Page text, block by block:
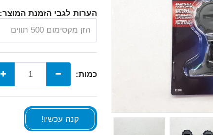
הערות לגבי הזמנת המוצר:
כמות:
קנה עכשיו!